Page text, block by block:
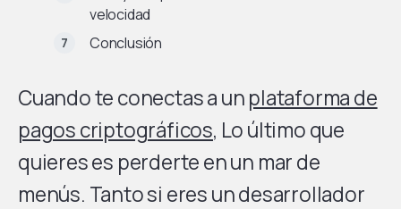
velocidad
Conclusión
Cuando te conectas a unplataforma de
pagos criptográficos, Lo último que
quieres es perderte en un mar de
menús. Tanto si eres un desarrollador